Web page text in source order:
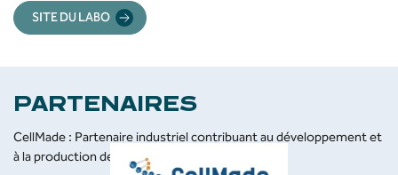
SITE DU LABO
PARTENAIRES
CellMade : Partenaire industriel contribuant au développement et
à la production des matrices tridimensionnelles.